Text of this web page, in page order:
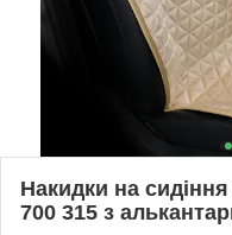
Накидки на
700 315 з